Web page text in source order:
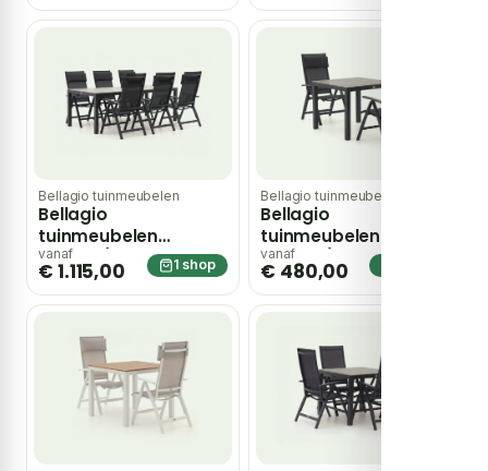
5-delig verstelbaar
5-delig verstelbaar
Bellagio tuinmeubelen
Bellagio
tuinmeubelen
Avenza/Fidenza
220cm dining tuinset
7-delig verstelbaar
vanaf
€ 1.115,00 1 shop
Bellagio tuinmeubelen
Bellagio
tuinmeubelen
Avenza/Fidenza
90cm dining tuinset
3-delig verstelbaar
vanaf
€ 480,00